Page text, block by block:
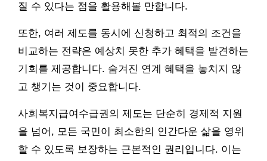
질 수 있다는 점을 활용해볼 만합니다.
또한, 여러 제도를 동시에 신청하고 최적의 조건을
비교하는 전략은 예상치 못한 추가 혜택을 발견하는
기회를 제공합니다. 숨겨진 연계 혜택을 놓치지 않
고 챙기는 것이 중요합니다.
사회복지급여수급권의 제도는 단순히 경제적 지원
을 넘어, 모든 국민이 최소한의 인간다운 삶을 영위
할 수 있도록 보장하는 근본적인 권리입니다. 이는